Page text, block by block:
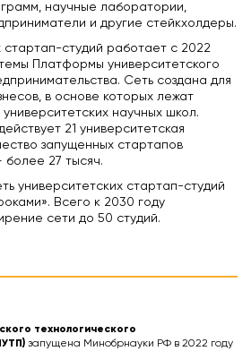
научные лаборатории,
и другие стейкхолдеры.
стартап-студий работает с 2022
Платформы университетского
Сеть создана для
в основе которых лежат
научных школ.
21 университетская
запущенных стартапов
27 тысяч.
университетских стартап-студий
Всего к 2030 году
сети до 50 студий.
технологического
запущена Минобрнауки РФ в 2022 году